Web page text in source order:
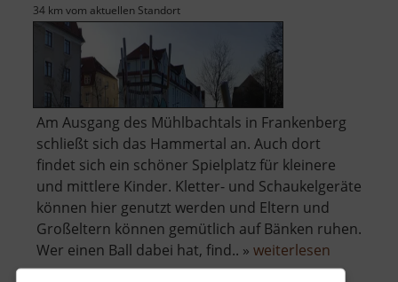
34 km vom aktuellen Standort
Am Ausgang des Mühlbachtals in Frankenberg
schließt sich das Hammertal an. Auch dort
findet sich ein schöner Spielplatz für kleinere
und mittlere Kinder. Kletter- und Schaukelgeräte
können hier genutzt werden und Eltern und
Großeltern können gemütlich auf Bänken ruhen.
Wer einen Ball dabei hat, find.. » weiterlesen
Spielplatz